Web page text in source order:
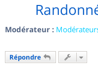
Modérateur :
Répondre